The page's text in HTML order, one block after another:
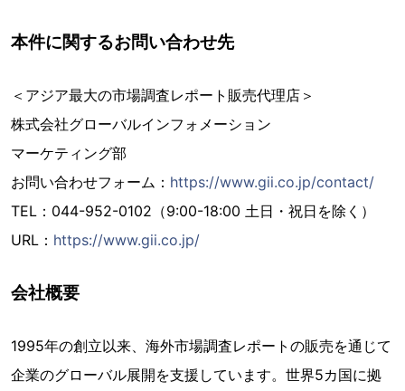
本件に関するお問い合わせ先
＜アジア最大の市場調査レポート販売代理店＞
株式会社グローバルインフォメーション
マーケティング部
お問い合わせフォーム： https://www.gii.co.jp/contact/
TEL：044-952-0102（9:00-18:00 土日・祝日を除く）
URL： https://www.gii.co.jp/
会社概要
1995年の創立以来、海外市場調査レポートの販売を通じて
企業のグローバル展開を支援しています。世界5カ国に拠